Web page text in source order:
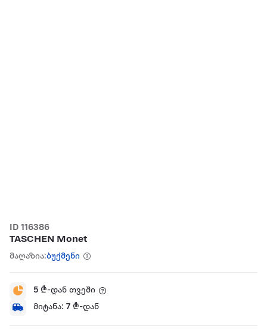
ID 116386
TASCHEN Monet
მაღაზია:ბუქმენი
5 ₾-დან თვეში
მიტანა: 7 ₾-დან